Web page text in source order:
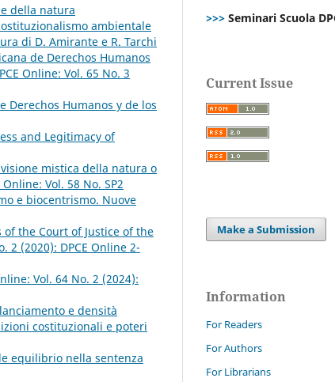
della natura
ambientale
di D. Amirante e R. Tarchi
de Derechos Humanos
Online: Vol. 65 No. 3
Derechos Humanos y de los
and Legitimacy of
mistica della natura o
Online: Vol. 58 No. SP2
e biocentrismo. Nuove
the Court of Justice of the
2 (2020): DPCE Online 2-
Vol. 64 No. 2 (2024):
e densità
costituzionali e poteri
equilibrio nella sentenza
>>> Seminari Scuola
Current Issue
Make a Submission
Information
For Readers
For Authors
For Librarians